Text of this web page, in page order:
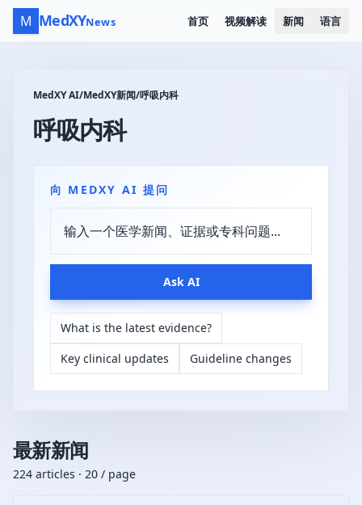
M MedXYNews 首页 视频解读 新闻 语言
MedXY AI/MedXY新闻/呼吸内科
呼吸内科
向 MEDXY AI 提问
Ask AI
What is the latest evidence?
Key clinical updates
Guideline changes
最新新闻
224 articles · 20 / page